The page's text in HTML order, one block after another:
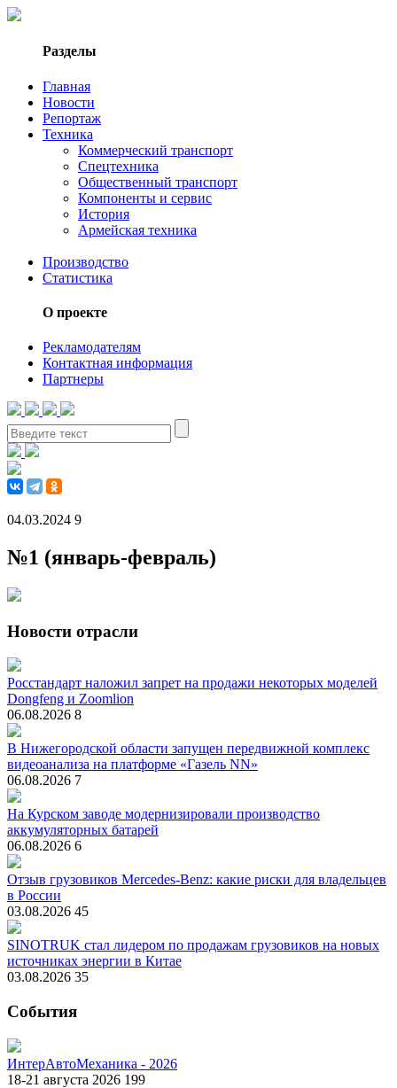
Разделы
Главная
Новости
Репортаж
Техника
Коммерческий транспорт
Спецтехника
Общественный транспорт
Компоненты и сервис
История
Армейская техника
Производство
Статистика
О проекте
Рекламодателям
Контактная информация
Партнеры
04.03.2024 9
№1 (январь-февраль)
Новости отрасли
Росстандарт наложил запрет на продажи некоторых моделей
Dongfeng и Zoomlion
06.08.2026 8
В Нижегородской области запущен передвижной комплекс
видеоанализа на платформе «Газель NN»
06.08.2026 7
На Курском заводе модернизировали производство
аккумуляторных батарей
06.08.2026 6
Отзыв грузовиков Mercedes-Benz: какие риски для владельцев
в России
03.08.2026 45
SINOTRUK стал лидером по продажам грузовиков на новых
источниках энергии в Китае
03.08.2026 35
События
ИнтерАвтоМеханика - 2026
18-21 августа 2026 199